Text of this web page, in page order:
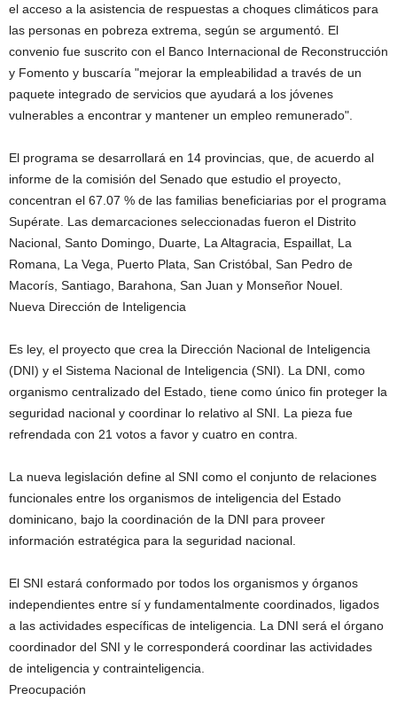
el acceso a la asistencia de respuestas a choques climáticos para
las personas en pobreza extrema, según se argumentó. El
convenio fue suscrito con el Banco Internacional de Reconstrucción
y Fomento y buscaría "mejorar la empleabilidad a través de un
paquete integrado de servicios que ayudará a los jóvenes
vulnerables a encontrar y mantener un empleo remunerado".
El programa se desarrollará en 14 provincias, que, de acuerdo al
informe de la comisión del Senado que estudio el proyecto,
concentran el 67.07 % de las familias beneficiarias por el programa
Supérate. Las demarcaciones seleccionadas fueron el Distrito
Nacional, Santo Domingo, Duarte, La Altagracia, Espaillat, La
Romana, La Vega, Puerto Plata, San Cristóbal, San Pedro de
Macorís, Santiago, Barahona, San Juan y Monseñor Nouel.
Nueva Dirección de Inteligencia
Es ley, el proyecto que crea la Dirección Nacional de Inteligencia
(DNI) y el Sistema Nacional de Inteligencia (SNI). La DNI, como
organismo centralizado del Estado, tiene como único fin proteger la
seguridad nacional y coordinar lo relativo al SNI. La pieza fue
refrendada con 21 votos a favor y cuatro en contra.
La nueva legislación define al SNI como el conjunto de relaciones
funcionales entre los organismos de inteligencia del Estado
dominicano, bajo la coordinación de la DNI para proveer
información estratégica para la seguridad nacional.
El SNI estará conformado por todos los organismos y órganos
independientes entre sí y fundamentalmente coordinados, ligados
a las actividades específicas de inteligencia. La DNI será el órgano
coordinador del SNI y le corresponderá coordinar las actividades
de inteligencia y contrainteligencia.
Preocupación